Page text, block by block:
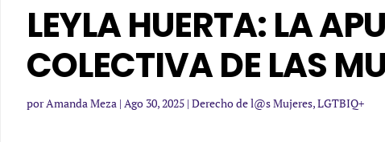
LEYLA HUERTA: LA
COLECTIVA DE LAS
porAmanda Meza | Ago 30, 2025 | Derecho de l@s Mujeres,LGTBIQ+